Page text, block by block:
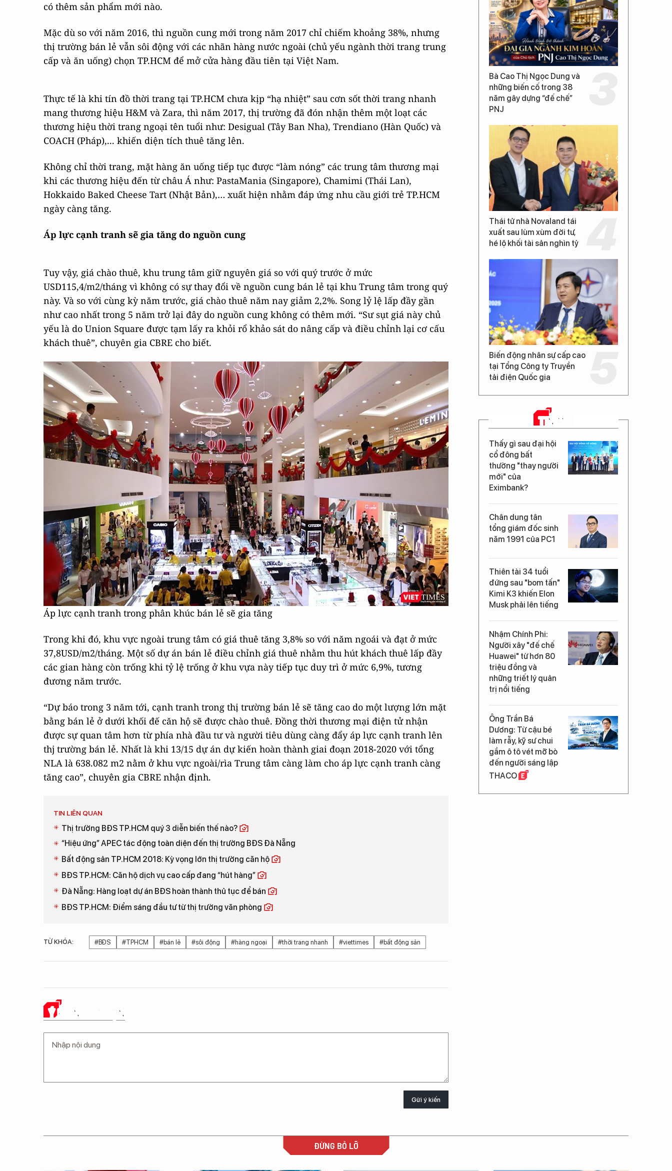
có thêm sản phẩm mới nào.
Mặc dù so với năm 2016, thì nguồn cung mới trong năm 2017 chỉ chiếm khoảng 38%, nhưng
thị trường bán lẻ vẫn sôi động với các nhãn hàng nước ngoài (chủ yếu ngành thời trang trung
cấp và ăn uống) chọn TP.HCM để mở cửa hàng đầu tiên tại Việt Nam.
Thực tế là khi tín đồ thời trang tại TP.HCM chưa kịp “hạ nhiệt” sau cơn sốt thời trang nhanh
mang thương hiệu H&M và Zara, thì năm 2017, thị trường đã đón nhận thêm một loạt các
thương hiệu thời trang ngoại tên tuổi như: Desigual (Tây Ban Nha), Trendiano (Hàn Quốc) và
COACH (Pháp),... khiến diện tích thuê tăng lên.
Không chỉ thời trang, mặt hàng ăn uống tiếp tục được “làm nóng” các trung tâm thương mại
khi các thương hiệu đến từ châu Á như: PastaMania (Singapore), Chamimi (Thái Lan),
Hokkaido Baked Cheese Tart (Nhật Bản),… xuất hiện nhằm đáp ứng nhu cầu giới trẻ TP.HCM
ngày càng tăng.
Áp lực cạnh tranh sẽ gia tăng do nguồn cung
Tuy vậy, giá chào thuê, khu trung tâm giữ nguyên giá so với quý trước ở mức
USD115,4/m2/tháng vì không có sự thay đổi về nguồn cung bán lẻ tại khu Trung tâm trong quý
này. Và so với cùng kỳ năm trước, giá chào thuê năm nay giảm 2,2%. Song lỷ lệ lấp đầy gần
như cao nhất trong 5 năm trở lại đây do nguồn cung không có thêm mới. “Sư sụt giá này chủ
yếu là do Union Square được tạm lấy ra khỏi rổ khảo sát do nâng cấp và điều chỉnh lại cơ cấu
khách thuê”, chuyên gia CBRE cho biết.
Áp lực cạnh tranh trong phân khúc bán lẻ sẽ gia tăng
Trong khi đó, khu vực ngoài trung tâm có giá thuê tăng 3,8% so với năm ngoái và đạt ở mức
37,8USD/m2/tháng. Một số dự án bán lẻ điều chỉnh giá thuê nhằm thu hút khách thuê lấp đầy
các gian hàng còn trống khi tỷ lệ trống ở khu vựa này tiếp tục duy trì ở mức 6,9%, tương
đương năm trước.
“Dự báo trong 3 năm tới, cạnh tranh trong thị trường bán lẻ sẽ tăng cao do một lượng lớn mặt
bằng bán lẻ ở dưới khối đế căn hộ sẽ được chào thuê. Đồng thời thương mại điện tử nhận
được sự quan tâm hơn từ phía nhà đầu tư và người tiêu dùng càng đẩy áp lực cạnh tranh lên
thj trường bán lẻ. Nhất là khi 13/15 dự án dự kiến hoàn thành giai đoạn 2018-2020 với tổng
NLA là 638.082 m2 nằm ở khu vực ngoài/rìa Trung tâm càng làm cho áp lực cạnh tranh càng
tăng cao”, chuyên gia CBRE nhận định.
TIN LIÊN QUAN
Thị trường BĐS TP.HCM quý 3 diễn biến thế nào?
“Hiệu ứng” APEC tác động toàn diện đến thị trường BĐS Đà Nẵng
Bất động sản TP.HCM 2018: Kỳ vọng lớn thị trường căn hộ
BĐS TP.HCM: Căn hộ dịch vụ cao cấp đang “hút hàng”
Đà Nẵng: Hàng loạt dự án BĐS hoàn thành thủ tục để bán
BĐS TP.HCM: Điểm sáng đầu tư từ thị trường văn phòng
TỪ KHÓA: #BĐS #TPHCM #bán lẻ #sôi động #hàng ngoại #thời trang nhanh #viettimes #bất động sản
Ý KIẾN CỦA BẠN
Gửi ý kiến
Bà Cao Thị Ngọc Dung và
những biến cố trong 38
năm gây dựng “đế chế”
PNJ
Thái tử nhà Novaland tái
xuất sau lùm xùm đời tư,
hé lộ khối tài sản nghìn tỷ
Biến động nhân sự cấp cao
tại Tổng Công ty Truyền
tải điện Quốc gia
TIN MỚI
Thấy gì sau đại hội
cổ đông bất
thường "thay người
mới" của
Eximbank?
Chân dung tân
tổng giám đốc sinh
năm 1991 của PC1
Thiên tài 34 tuổi
đứng sau "bom tấn"
Kimi K3 khiến Elon
Musk phải lên tiếng
Nhậm Chính Phi:
Người xây "đế chế
Huawei" từ hơn 80
triệu đồng và
những triết lý quản
trị nổi tiếng
Ông Trần Bá
Dương: Từ cậu bé
làm rẫy, kỹ sư chui
gầm ô tô vét mỡ bò
đến người sáng lập
THACO
ĐỪNG BỎ LỠ